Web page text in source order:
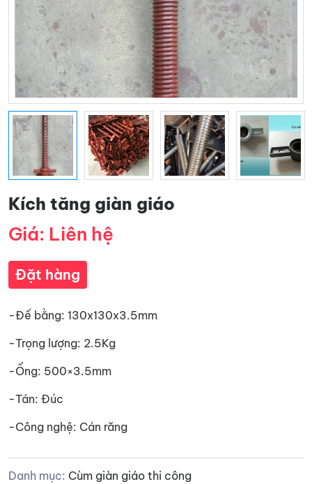
Kích tăng giàn giáo
Giá: Liên hệ
Đặt hàng
-Đế bằng: 130x130x3.5mm
-Trọng lượng: 2.5Kg
-Ống: 500×3.5mm
-Tán: Đúc
-Công nghệ: Cán răng
Danh mục: Cùm giàn giáo thi công